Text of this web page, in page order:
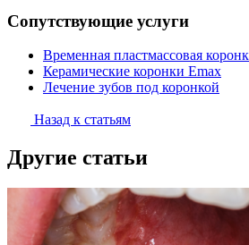
Сопутствующие услуги
Временная пластмассовая
Керамические коронки Emax
Лечение зубов под коронкой
Назад к статьям
Другие статьи